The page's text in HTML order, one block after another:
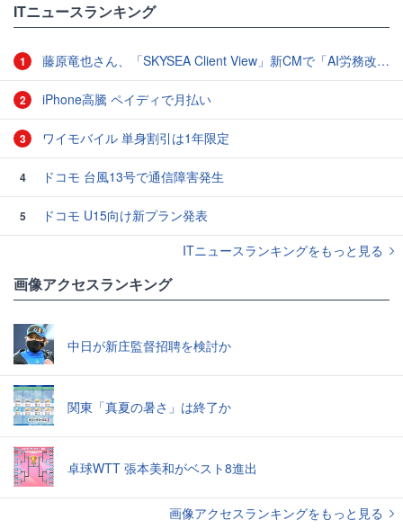
ITニュースランキング
1 藤原竜也さん、「SKYSEA Client View」新CMで「AI労務改善」をアピール 働き方をAIが分析したら「すぐに休んで」と言われる？
2 iPhone高騰 ペイディで月払い
3 ワイモバイル 単身割引は1年限定
4 ドコモ 台風13号で通信障害発生
5
ドコモ U15向け新プラン発表
ITニュースランキングをもっと見る
画像アクセスランキング
中日が新庄監督招聘を検討か
関東「真夏の暑さ」は終了か
卓球WTT 張本美和がベスト8進出
画像アクセスランキングをもっと見る